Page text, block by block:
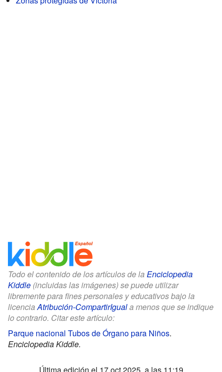
Todo el contenido de los artículos de la Enciclopedia
Kiddle (incluidas las imágenes) se puede utilizar
libremente para fines personales y educativos bajo la
licenciaAtribución-CompartirIguala menos que se indique
lo contrario. Citar este artículo:
Parque nacional Tubos de Órgano para Niños.
Enciclopedia Kiddle.
Última edición el 17 oct 2025, a las 11:19